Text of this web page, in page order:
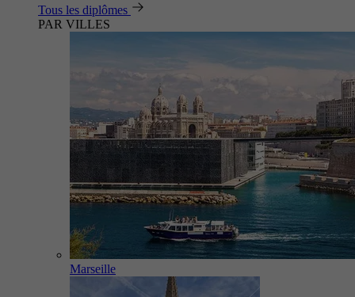
Tous les diplômes
PAR VILLES
Marseille